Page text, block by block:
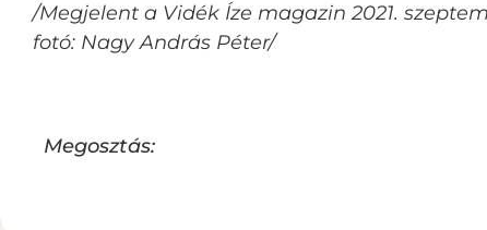
/Megjelent a Vidék Íze magazin 2021.
fotó: Nagy András Péter/
Megosztás: